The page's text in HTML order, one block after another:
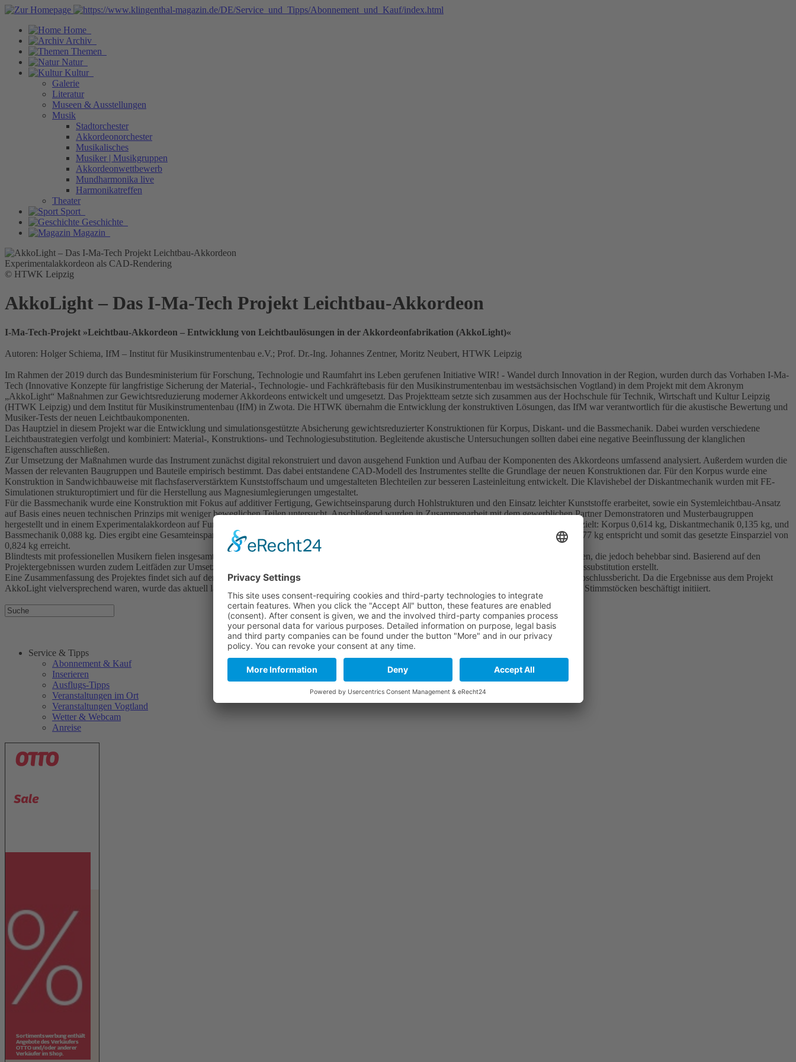
Home
Archiv
Themen
Natur
Kultur
Galerie
Literatur
Museen & Ausstellungen
Musik
Stadtorchester
Akkordeonorchester
Musikalisches
Musiker | Musikgruppen
Akkordeonwettbewerb
Mundharmonika live
Harmonikatreffen
Theater
Sport
Geschichte
Magazin
Experimentalakkordeon als CAD-Rendering
© HTWK Leipzig
AkkoLight – Das I-Ma-Tech Projekt Leichtbau-Akkordeon
I-Ma-Tech-Projekt »Leichtbau-Akkordeon – Entwicklung von Leichtbaulösungen in der Akkordeonfabrikation (AkkoLight)«
Autoren: Holger Schiema, IfM – Institut für Musikinstrumentenbau e.V.; Prof. Dr.-Ing. Johannes Zentner, Moritz Neubert, HTWK Leipzig
Im Rahmen der 2019 durch das Bundesministerium für Forschung, Technologie und Raumfahrt ins Leben gerufenen Initiative WIR! - Wandel durch Innovation in der Region, wurden durch das Vorhaben I-Ma-
Tech (Innovative Konzepte für langfristige Sicherung der Material-, Technologie- und Fachkräftebasis für den Musikinstrumentenbau im westsächsischen Vogtland) in dem Projekt mit dem Akronym
„AkkoLight“ Maßnahmen zur Gewichtsreduzierung moderner Akkordeons entwickelt und umgesetzt. Das Projektteam setzte sich zusammen aus der Hochschule für Technik, Wirtschaft und Kultur Leipzig
(HTWK Leipzig) und dem Institut für Musikinstrumentenbau (IfM) in Zwota. Die HTWK übernahm die Entwicklung der konstruktiven Lösungen, das IfM war verantwortlich für die akustische Bewertung und
Musiker-Tests der neuen Leichtbaukomponenten.
Das Hauptziel in diesem Projekt war die Entwicklung und simulationsgestützte Absicherung gewichtsreduzierter Konstruktionen für Korpus, Diskant- und die Bassmechanik. Dabei wurden verschiedene
Leichtbaustrategien verfolgt und kombiniert: Material-, Konstruktions- und Technologiesubstitution. Begleitende akustische Untersuchungen sollten dabei eine negative Beeinflussung der klanglichen
Eigenschaften ausschließen.
Zur Umsetzung der Maßnahmen wurde das Instrument zunächst digital rekonstruiert und davon ausgehend Funktion und Aufbau der Komponenten des Akkordeons umfassend analysiert. Außerdem wurden die
Massen der relevanten Baugruppen und Bauteile empirisch bestimmt. Das dabei entstandene CAD-Modell des Instrumentes stellte die Grundlage der neuen Konstruktionen dar. Für den Korpus wurde eine
Konstruktion in Sandwichbauweise mit flachsfaserverstärktem Kunststoffschaum und umgestalteten Blechteilen zur besseren Lasteinleitung entwickelt. Die Klavishebel der Diskantmechanik wurden mit FE-
Simulationen strukturoptimiert und für die Herstellung aus Magnesiumlegierungen umgestaltet.
Für die Bassmechanik wurde eine Konstruktion mit Fokus auf additiver Fertigung, Gewichtseinsparung durch Hohlstrukturen und den Einsatz leichter Kunststoffe erarbeitet, sowie ein Systemleichtbau-Ansatz
auf Basis eines neuen technischen Prinzips mit weniger beweglichen Teilen untersucht. Anschließend wurden in Zusammenarbeit mit dem gewerblichen Partner Demonstratoren und Musterbaugruppen
hergestellt und in einem Experimentalakkordeon auf Funktion und Klang untersucht. Im Experimentalakkordeon wurden folgende Masseneinsparungen erzielt: Korpus 0,614 kg, Diskantmechanik 0,135 kg, und
Bassmechanik 0,088 kg. Dies ergibt eine Gesamteinsparung von 0,837 kg, was etwa 19 % der ursprünglichen Masse der bearbeiteten Baugruppen von 4,477 kg entspricht und somit das gesetzte Einsparziel von
0,824 kg erreicht.
Blindtests mit professionellen Musikern fielen insgesamt positiv aus, wobei kleinere Optimierungspunkte wie Optik und Tastengeräusche identifiziert wurden, die jedoch behebbar sind. Basierend auf den
Projektergebnissen wurden zudem Leitfäden zur Umsetzung von Leichtbauvorhaben sowie zur Anwendung von Material-, Technologie- und Konstruktionssubstitution erstellt.
Eine Zusammenfassung des Projektes findet sich auf der I-Ma-Tech-Homepage unter: https://www.imatech-musik.de/projekt-leichtbau-akkordeon/ unter Abschlussbericht. Da die Ergebnisse aus dem Projekt
AkkoLight vielversprechend waren, wurde das aktuell laufende Nachfolgeprojekt AirAkkoLight, welches sich mit der Gewichtsoptimierung von Balg und Stimmstöcken beschäftigt initiiert.
Service & Tipps
Abonnement & Kauf
Inserieren
Ausflugs-Tipps
Veranstaltungen im Ort
Veranstaltungen Vogtland
Wetter & Webcam
Anreise